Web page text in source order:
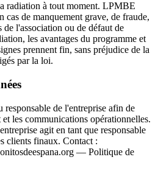
radiation à tout moment. LPMBE
cas de manquement grave, de fraude,
l'association ou de défaut de
les avantages du programme et
prennent fin, sans préjudice de la
par la loi.
de l'entreprise afin de
et les communications opérationnelles.
agit en tant que responsable
clients finaux. Contact :
— Politique de